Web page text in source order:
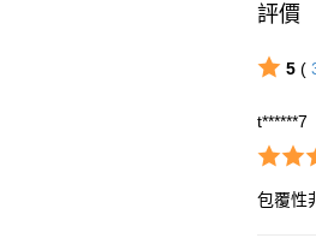
評價
5(
t******7
包覆性